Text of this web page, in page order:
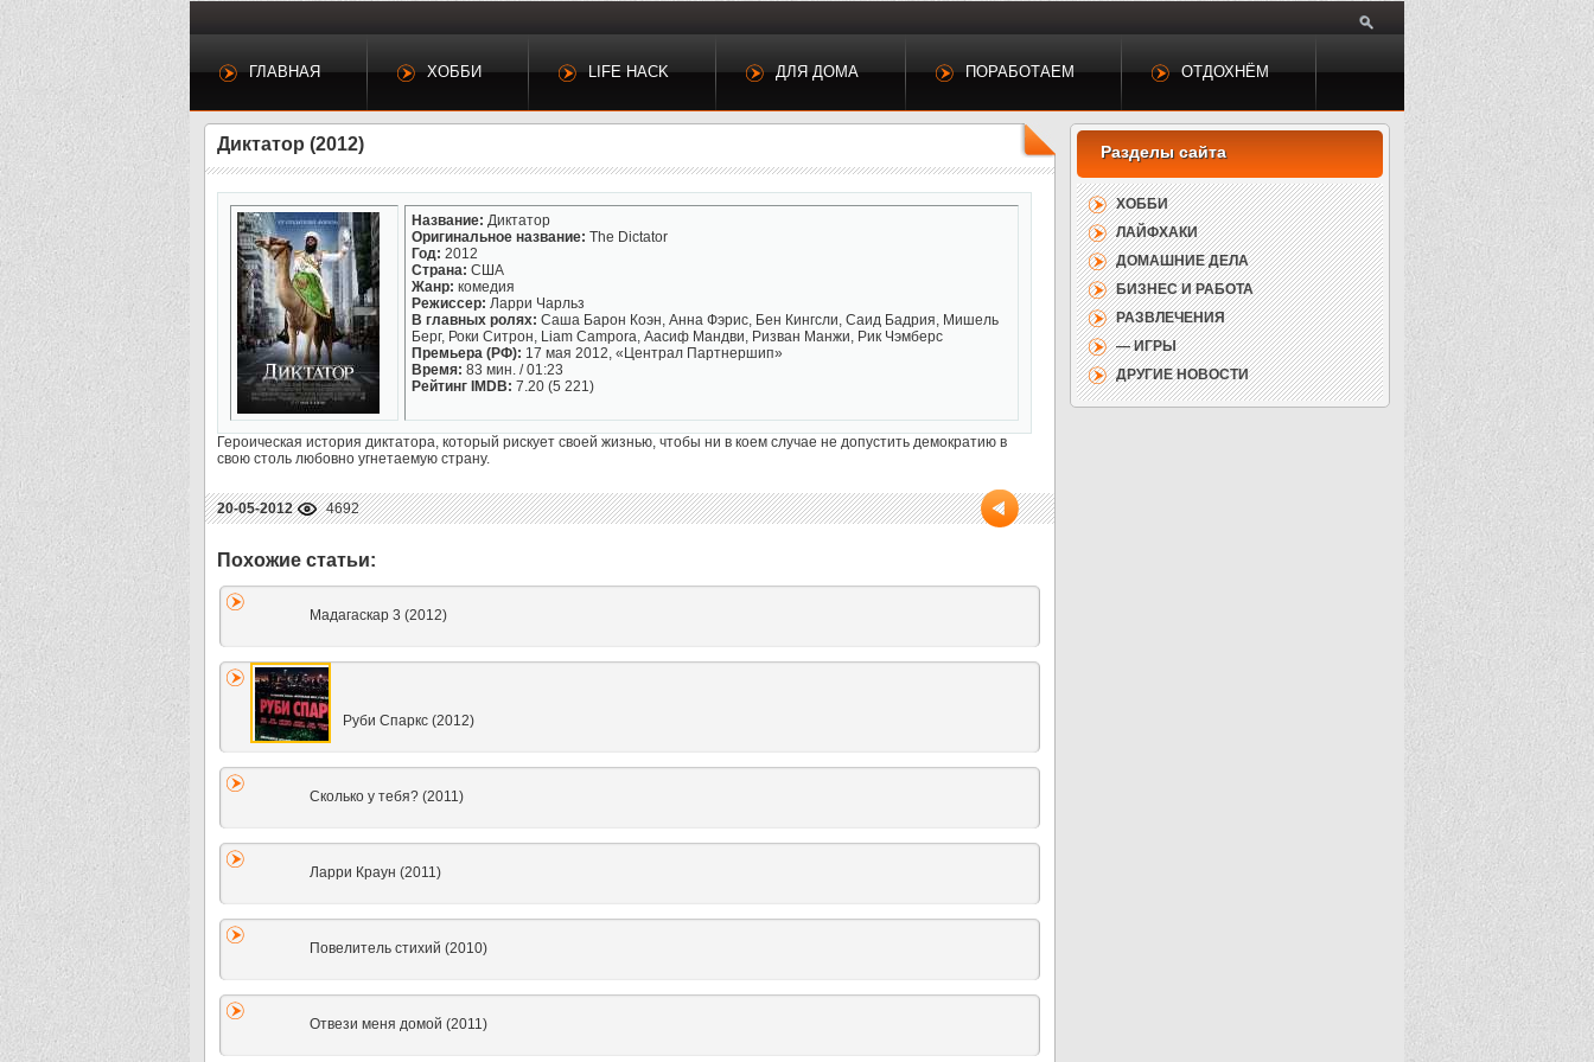
ГЛАВНАЯ ХОББИ LIFE HACK ДЛЯ ДОМА ПОРАБОТАЕМ ОТДОХНЁМ
Диктатор (2012)
Название: Диктатор
Оригинальное название: The Dictator
Год: 2012
Страна: США
Жанр: комедия
Режиссер: Ларри Чарльз
В главных ролях: Саша Барон Коэн, Анна Фэрис, Бен Кингсли, Саид Бадрия, Мишель
Берг, Роки Ситрон, Liam Campora, Аасиф Мандви, Ризван Манжи, Рик Чэмберс
Премьера (РФ): 17 мая 2012, «Централ Партнершип»
Время: 83 мин. / 01:23
Рейтинг IMDB: 7.20 (5 221)
Героическая история диктатора, который рискует своей жизнью, чтобы ни в коем случае не допустить демократию в
свою столь любовно угнетаемую страну.
20-05-2012 4692
Мадагаскар 3 (2012)
Руби Спаркс (2012)
Сколько у тебя? (2011)
Ларри Краун (2011)
Повелитель стихий (2010)
Отвези меня домой (2011)
ХОББИ
ЛАЙФХАКИ
ДОМАШНИЕ ДЕЛА
БИЗНЕС И РАБОТА
РАЗВЛЕЧЕНИЯ
— ИГРЫ
ДРУГИЕ НОВОСТИ